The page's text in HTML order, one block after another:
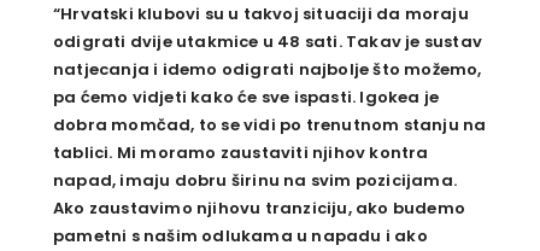
“Hrvatski klubovi su u takvoj situaciji da moraju
odigrati dvije utakmice u 48 sati. Takav je sustav
natjecanja i idemo odigrati najbolje što možemo,
pa ćemo vidjeti kako će sve ispasti. Igokea je
dobra momčad, to se vidi po trenutnom stanju na
tablici. Mi moramo zaustaviti njihov kontra
napad, imaju dobru širinu na svim pozicijama.
Ako zaustavimo njihovu tranziciju, ako budemo
pametni s našim odlukama u napadu i ako